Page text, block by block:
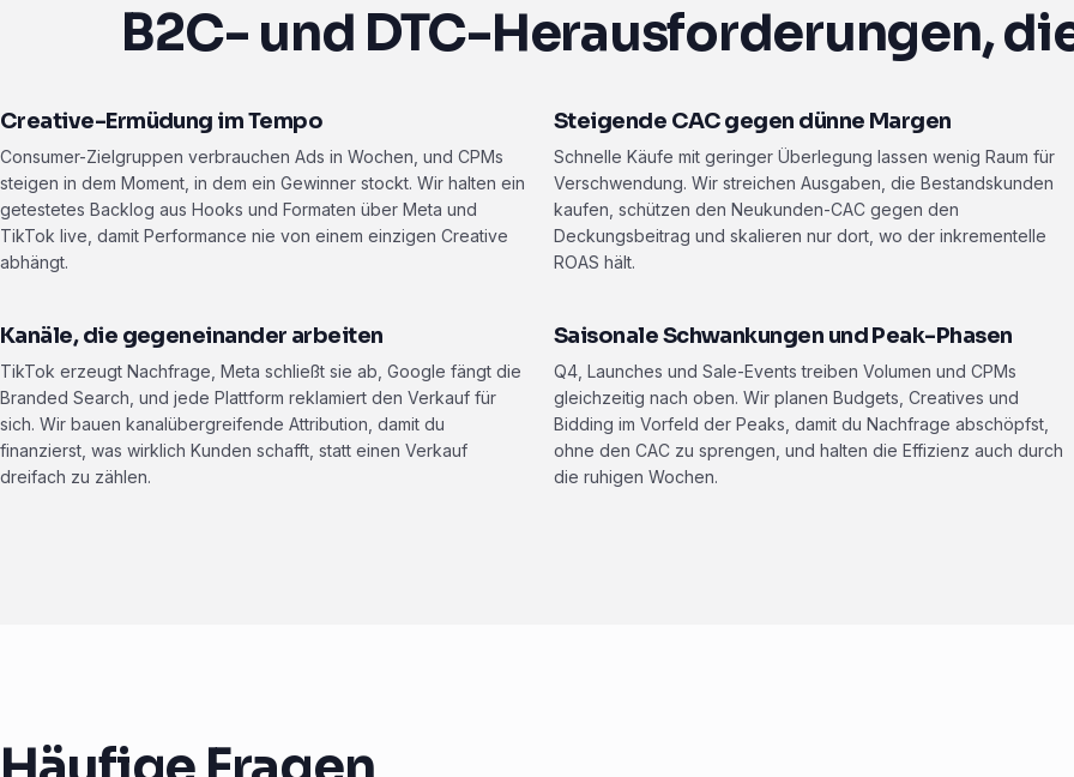
B2C- und DTC-Herausforderungen,
Creative-Ermüdung im Tempo
Consumer-Zielgruppen verbrauchen Ads in Wochen, und CPMs
steigen in dem Moment, in dem ein Gewinner stockt. Wir halten ein
getestetes Backlog aus Hooks und Formaten über Meta und
TikTok live, damit Performance nie von einem einzigen Creative
abhängt.
Steigende CAC gegen dünne Margen
Schnelle Käufe mit geringer Überlegung lassen wenig Raum für
Verschwendung. Wir streichen Ausgaben, die Bestandskunden
kaufen, schützen den Neukunden-CAC gegen den
Deckungsbeitrag und skalieren nur dort, wo der inkrementelle
ROAS hält.
Kanäle, die gegeneinander arbeiten
TikTok erzeugt Nachfrage, Meta schließt sie ab, Google fängt die
Branded Search, und jede Plattform reklamiert den Verkauf für
sich. Wir bauen kanalübergreifende Attribution, damit du
finanzierst, was wirklich Kunden schafft, statt einen Verkauf
dreifach zu zählen.
Saisonale Schwankungen und Peak-Phasen
Q4, Launches und Sale-Events treiben Volumen und CPMs
gleichzeitig nach oben. Wir planen Budgets, Creatives und
Bidding im Vorfeld der Peaks, damit du Nachfrage abschöpfst,
ohne den CAC zu sprengen, und halten die Effizienz auch durch
die ruhigen Wochen.